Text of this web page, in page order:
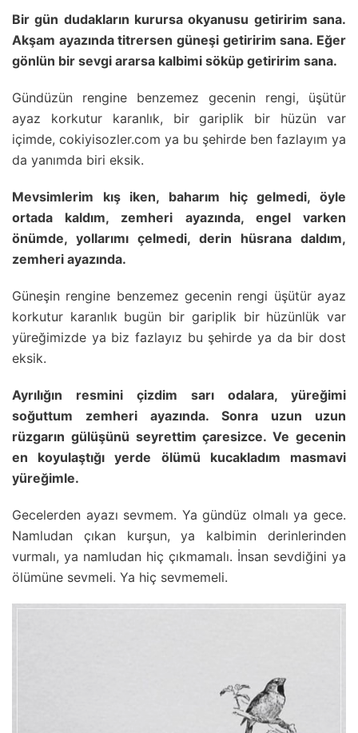
Bir gün dudakların kurursa okyanusu getiririm sana.
Akşam ayazında titrersen güneşi getiririm sana. Eğer
gönlün bir sevgi ararsa kalbimi söküp getiririm sana.
Gündüzün rengine benzemez gecenin rengi, üşütür
ayaz korkutur karanlık, bir gariplik bir hüzün var
içimde, cokiyisozler.com ya bu şehirde ben fazlayım ya
da yanımda biri eksik.
Mevsimlerim kış iken, baharım hiç gelmedi, öyle
ortada kaldım, zemheri ayazında, engel varken
önümde, yollarımı çelmedi, derin hüsrana daldım,
zemheri ayazında.
Güneşin rengine benzemez gecenin rengi üşütür ayaz
korkutur karanlık bugün bir gariplik bir hüzünlük var
yüreğimizde ya biz fazlayız bu şehirde ya da bir dost
eksik.
Ayrılığın resmini çizdim sarı odalara, yüreğimi
soğuttum zemheri ayazında. Sonra uzun uzun
rüzgarın gülüşünü seyrettim çaresizce. Ve gecenin
en koyulaştığı yerde ölümü kucakladım masmavi
yüreğimle.
Gecelerden ayazı sevmem. Ya gündüz olmalı ya gece.
Namludan çıkan kurşun, ya kalbimin derinlerinden
vurmalı, ya namludan hiç çıkmamalı. İnsan sevdiğini ya
ölümüne sevmeli. Ya hiç sevmemeli.